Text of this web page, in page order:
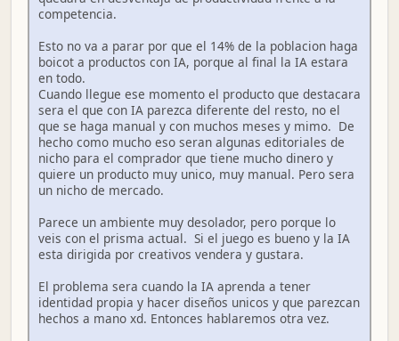
competencia.
Esto no va a parar por que el 14% de la poblacion haga
boicot a productos con IA, porque al final la IA estara
en todo.
Cuando llegue ese momento el producto que destacara
sera el que con IA parezca diferente del resto, no el
que se haga manual y con muchos meses y mimo. De
hecho como mucho eso seran algunas editoriales de
nicho para el comprador que tiene mucho dinero y
quiere un producto muy unico, muy manual. Pero sera
un nicho de mercado.
Parece un ambiente muy desolador, pero porque lo
veis con el prisma actual. Si el juego es bueno y la IA
esta dirigida por creativos vendera y gustara.
El problema sera cuando la IA aprenda a tener
identidad propia y hacer diseños unicos y que parezcan
hechos a mano xd. Entonces hablaremos otra vez.